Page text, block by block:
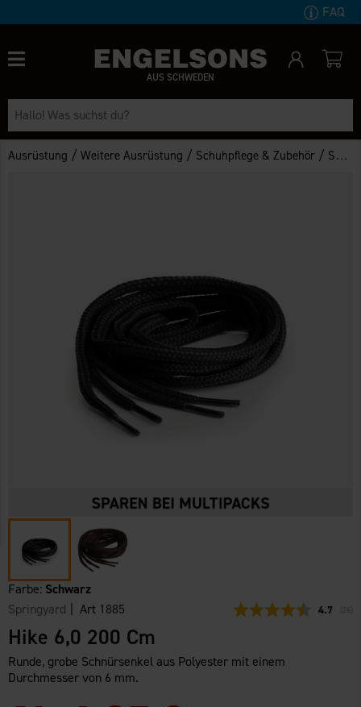
FAQ
AUS SCHWEDEN
Ausrüstung /Weitere Ausrüstung / Schuhpflege & Zubehör / Schuhzubehör
Farbe: Schwarz
Springyard
| Art 1885 4.7 26
Hike 6,0 200 Cm
Runde, grobe Schnürsenkel aus Polyester mit einem
Durchmesser von 6 mm.